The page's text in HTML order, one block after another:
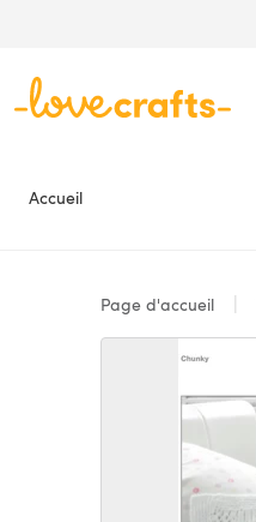
Accueil
Page d'accueil